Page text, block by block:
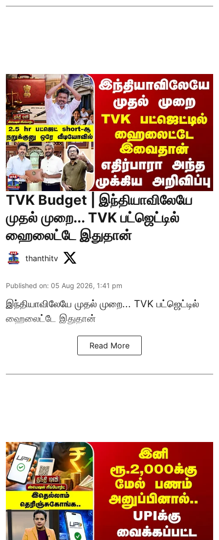
TVK Budget | இந்தியாவிலேயே
முதல் முறை... TVK பட்ஜெட்டில்
ஹைலைட்டே இதுதான்
thanthitv
Published on: 05 Aug 2026, 1:41 pm
இந்தியாவிலேயே முதல் முறை... TVK பட்ஜெட்டில்
ஹைலைட்டே இதுதான்
Read More